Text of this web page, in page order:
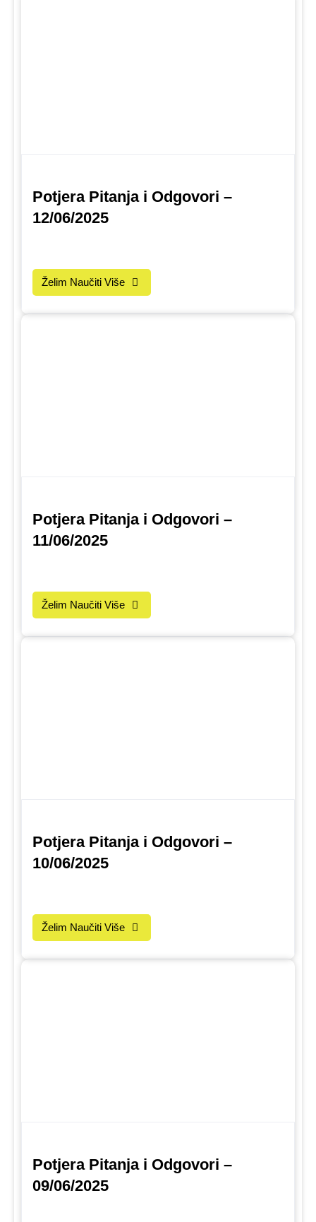
Potjera Pitanja i Odgovori –
12/06/2025
Želim Naučiti Više
Potjera Pitanja i Odgovori –
11/06/2025
Želim Naučiti Više
Potjera Pitanja i Odgovori –
10/06/2025
Želim Naučiti Više
Potjera Pitanja i Odgovori –
09/06/2025